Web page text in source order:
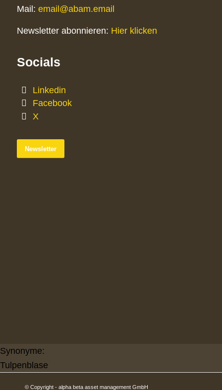
Mail: email@abam.email
Newsletter abonnieren: Hier klicken
Socials
Linkedin
Facebook
X
Newsletter
Synonyme:
Tulpenblase
© Copyright - alpha beta asset management GmbH